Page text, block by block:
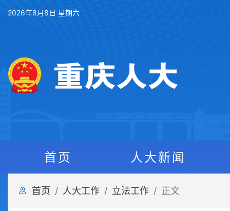
2026年8月8日 星期六
首页 人大新闻
首页 人大工作 立法工作 正文